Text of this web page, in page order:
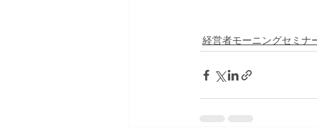
経営者モーニングセミナ